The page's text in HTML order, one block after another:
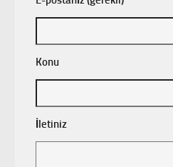
Konu
İletiniz